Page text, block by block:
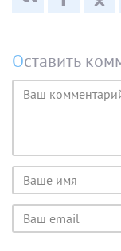
Оставить
Текст
комментария
Имя
пользователя
Email
пользователя